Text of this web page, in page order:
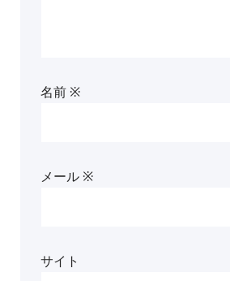
名前 ※
メール ※
サイト